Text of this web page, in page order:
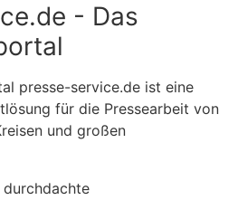
- Das
presse-service.de ist eine
für die Pressearbeit von
und großen
durchdachte